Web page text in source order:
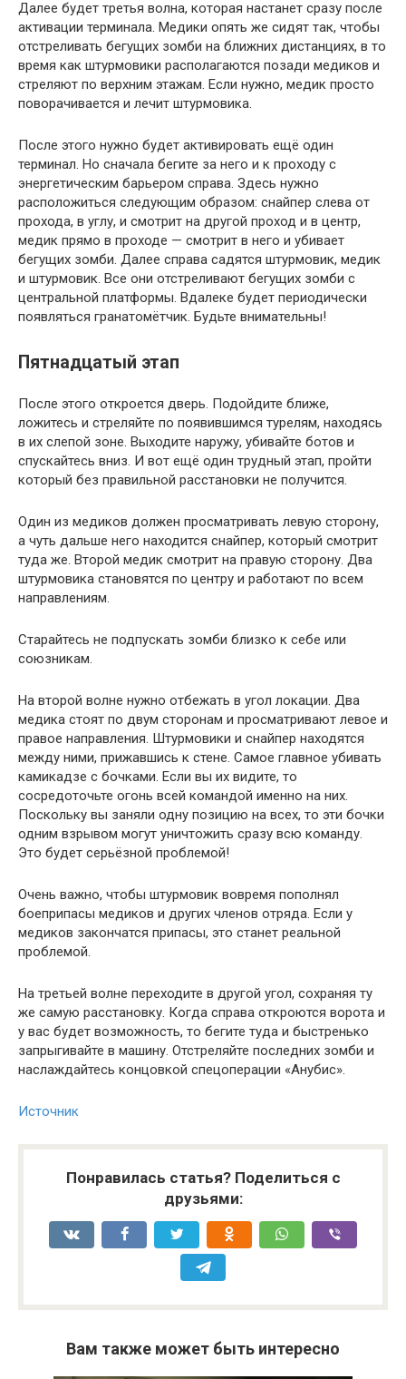
Далее будет третья волна, которая настанет сразу после
активации терминала. Медики опять же сидят так, чтобы
отстреливать бегущих зомби на ближних дистанциях, в то
время как штурмовики располагаются позади медиков и
стреляют по верхним этажам. Если нужно, медик просто
поворачивается и лечит штурмовика.
После этого нужно будет активировать ещё один
терминал. Но сначала бегите за него и к проходу с
энергетическим барьером справа. Здесь нужно
расположиться следующим образом: снайпер слева от
прохода, в углу, и смотрит на другой проход и в центр,
медик прямо в проходе — смотрит в него и убивает
бегущих зомби. Далее справа садятся штурмовик, медик
и штурмовик. Все они отстреливают бегущих зомби с
центральной платформы. Вдалеке будет периодически
появляться гранатомётчик. Будьте внимательны!
Пятнадцатый этап
После этого откроется дверь. Подойдите ближе,
ложитесь и стреляйте по появившимся турелям, находясь
в их слепой зоне. Выходите наружу, убивайте ботов и
спускайтесь вниз. И вот ещё один трудный этап, пройти
который без правильной расстановки не получится.
Один из медиков должен просматривать левую сторону,
а чуть дальше него находится снайпер, который смотрит
туда же. Второй медик смотрит на правую сторону. Два
штурмовика становятся по центру и работают по всем
направлениям.
Старайтесь не подпускать зомби близко к себе или
союзникам.
На второй волне нужно отбежать в угол локации. Два
медика стоят по двум сторонам и просматривают левое и
правое направления. Штурмовики и снайпер находятся
между ними, прижавшись к стене. Самое главное убивать
камикадзе с бочками. Если вы их видите, то
сосредоточьте огонь всей командой именно на них.
Поскольку вы заняли одну позицию на всех, то эти бочки
одним взрывом могут уничтожить сразу всю команду.
Это будет серьёзной проблемой!
Очень важно, чтобы штурмовик вовремя пополнял
боеприпасы медиков и других членов отряда. Если у
медиков закончатся припасы, это станет реальной
проблемой.
На третьей волне переходите в другой угол, сохраняя ту
же самую расстановку. Когда справа откроются ворота и
у вас будет возможность, то бегите туда и быстренько
запрыгивайте в машину. Отстреляйте последних зомби и
наслаждайтесь концовкой спецоперации «Анубис».
Источник
Понравилась статья? Поделиться с
друзьями:
Вам также может быть интересно